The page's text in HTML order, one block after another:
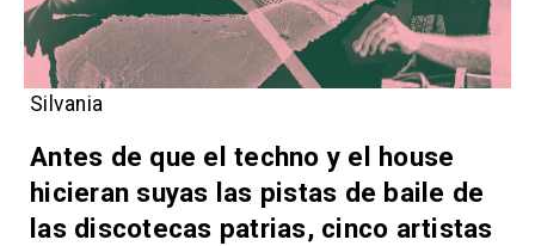
Silvania
Antes de que el techno y el house
hicieran suyas las pistas de baile de
las discotecas patrias, cinco artistas